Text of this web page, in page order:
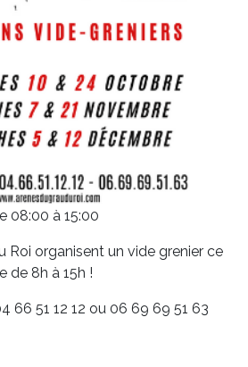
08:00 à 15:00
Roi organisent un vide grenier ce
de 8h à 15h !
66 51 12 12 ou 06 69 69 51 63